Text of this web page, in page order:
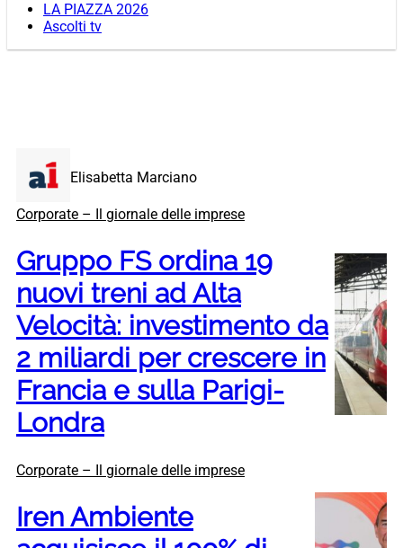
LA PIAZZA 2026
Ascolti tv
Elisabetta Marciano
Corporate – Il giornale delle imprese
Gruppo FS ordina 19
nuovi treni ad Alta
Velocità: investimento da
2 miliardi per crescere in
Francia e sulla Parigi-
Londra
Corporate – Il giornale delle imprese
Iren Ambiente